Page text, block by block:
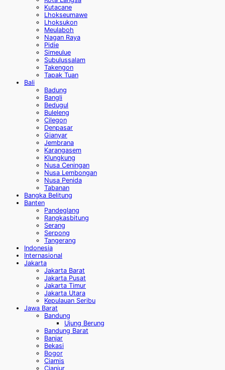
Kutacane
Lhokseumawe
Lhoksukon
Meulaboh
Nagan Raya
Pidie
Simeulue
Subulussalam
Takengon
Tapak Tuan
Bali
Badung
Bangli
Bedugul
Buleleng
Cilegon
Denpasar
Gianyar
Jembrana
Karangasem
Klungkung
Nusa Ceningan
Nusa Lembongan
Nusa Penida
Tabanan
Bangka Belitung
Banten
Pandeglang
Rangkasbitung
Serang
Serpong
Tangerang
Indonesia
Internasional
Jakarta
Jakarta Barat
Jakarta Pusat
Jakarta Timur
Jakarta Utara
Kepulauan Seribu
Jawa Barat
Bandung
Ujung Berung
Bandung Barat
Banjar
Bekasi
Bogor
Ciamis
Cianjur